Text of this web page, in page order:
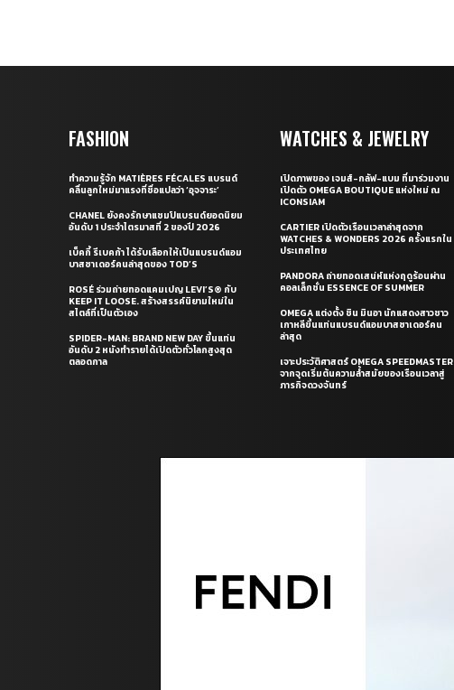
FASHION
ทำความรู้จัก MATIÈRES FÉCALES แบรนด์
คลื่นลูกใหม่มาแรงที่ชื่อแปลว่า ‘อุจจาระ’
CHANEL ยังคงรักษาแชมป์แบรนด์ยอดนิยม
อันดับ 1 ประจำไตรมาสที่ 2 ของปี 2026
เบ็คกี้ รีเบคก้า ได้รับเลือกให้เป็นแบรนด์แอม
บาสซาเดอร์คนล่าสุดของ TOD’S
ROSÉ ร่วมถ่ายทอดแคมเปญ LEVI’S® กับ
KEEP IT LOOSE. สร้างสรรค์นิยามใหม่ใน
สไตล์ที่เป็นตัวเอง
SPIDER-MAN: BRAND NEW DAY ขึ้นแท่น
อันดับ 2 หนังทำรายได้เปิดตัวทั่วโลกสูงสุด
ตลอดกาล
WATCHES & JEWELRY
เปิดภาพของ เจมส์-กลัฟ-แบม ที่มาร่วมงาน
เปิดตัว OMEGA BOUTIQUE แห่งใหม่ ณ
ICONSIAM
CARTIER เปิดตัวเรือนเวลาล่าสุดจาก
WATCHES & WONDERS 2026 ครั้งแรกใน
ประเทศไทย
PANDORA ถ่ายทอดเสน่ห์แห่งฤดูร้อนผ่าน
คอลเล็กชั่น ESSENCE OF SUMMER
OMEGA แต่งตั้ง ชิน มินอา นักแสดงสาวชาว
เกาหลีขึ้นแท่นแบรนด์แอมบาสซาเดอร์คน
ล่าสุด
เจาะประวัติศาสตร์ OMEGA SPEEDMASTER
จากจุดเริ่มต้นความล้ำสมัยของเรือนเวลาสู่
ภารกิจดวงจันทร์